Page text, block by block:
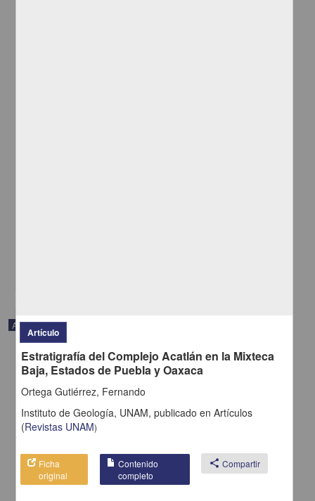
Artículo
Artículo
Estratigrafía del Complejo Acatlán en la Mixteca
Baja, Estados de Puebla y Oaxaca
Ortega Gutiérrez, Fernando
Instituto de Geología, UNAM, publicado enArtículos
(Revistas UNAM)
Ficha
original
Contenido
completo
share Compartir